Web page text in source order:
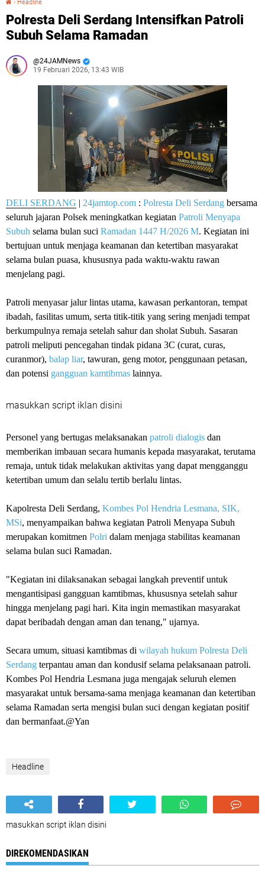
› Headline
Polresta Deli Serdang Intensifkan Patroli
Subuh Selama Ramadan
24JAMNews
19 Februari 2026, 13:43 WIB
DELI SERDANG | 24jamtop.com : Polresta Deli Serdang bersama
seluruh jajaran Polsek meningkatkan kegiatan Patroli Menyapa
Subuh selama bulan suci Ramadan 1447 H/2026 M. Kegiatan ini
bertujuan untuk menjaga keamanan dan ketertiban masyarakat
selama bulan puasa, khususnya pada waktu-waktu rawan
menjelang pagi.
Patroli menyasar jalur lintas utama, kawasan perkantoran, tempat
ibadah, fasilitas umum, serta titik-titik yang sering menjadi tempat
berkumpulnya remaja setelah sahur dan sholat Subuh. Sasaran
patroli meliputi pencegahan tindak pidana 3C (curat, curas,
curanmor), balap liar, tawuran, geng motor, penggunaan petasan,
dan potensi gangguan kamtibmas lainnya.
masukkan script iklan disini
Personel yang bertugas melaksanakan patroli dialogis dan
memberikan imbauan secara humanis kepada masyarakat, terutama
remaja, untuk tidak melakukan aktivitas yang dapat mengganggu
ketertiban umum dan selalu tertib berlalu lintas.
Kapolresta Deli Serdang, Kombes Pol Hendria Lesmana, SIK,
MSi, menyampaikan bahwa kegiatan Patroli Menyapa Subuh
merupakan komitmen Polri dalam menjaga stabilitas keamanan
selama bulan suci Ramadan.
"Kegiatan ini dilaksanakan sebagai langkah preventif untuk
mengantisipasi gangguan kamtibmas, khususnya setelah sahur
hingga menjelang pagi hari. Kita ingin memastikan masyarakat
dapat beribadah dengan aman dan tenang," ujarnya.
Secara umum, situasi kamtibmas di wilayah hukum Polresta Deli
Serdang terpantau aman dan kondusif selama pelaksanaan patroli.
Kombes Pol Hendria Lesmana juga mengajak seluruh elemen
masyarakat untuk bersama-sama menjaga keamanan dan ketertiban
selama Ramadan serta mengisi bulan suci dengan kegiatan positif
dan bermanfaat.@Yan
Headline
masukkan script iklan disini
DIREKOMENDASIKAN